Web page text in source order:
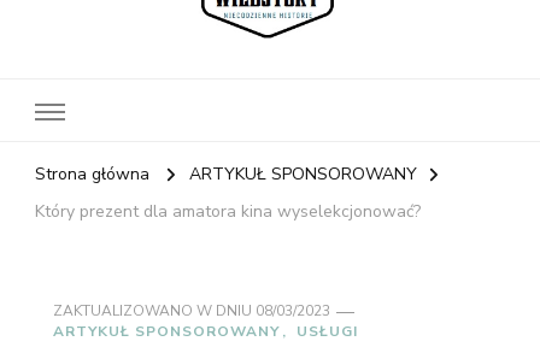
Strona główna
ARTYKUŁ SPONSOROWANY
Który prezent dla amatora kina wyselekcjonować?
ZAKTUALIZOWANO W DNIU 08/03/2023
ARTYKUŁ SPONSOROWANY
USŁUGI